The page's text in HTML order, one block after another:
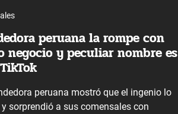
peruana la rompe con
negocio y peculiar nombre es
peruana mostró que el ingenio lo
sorprendió a sus comensales con